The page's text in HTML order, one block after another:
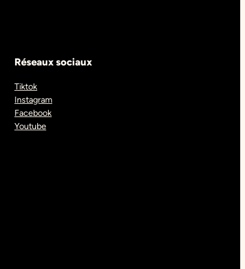
Réseaux sociaux
Tiktok
Instagram
Facebook
Youtube